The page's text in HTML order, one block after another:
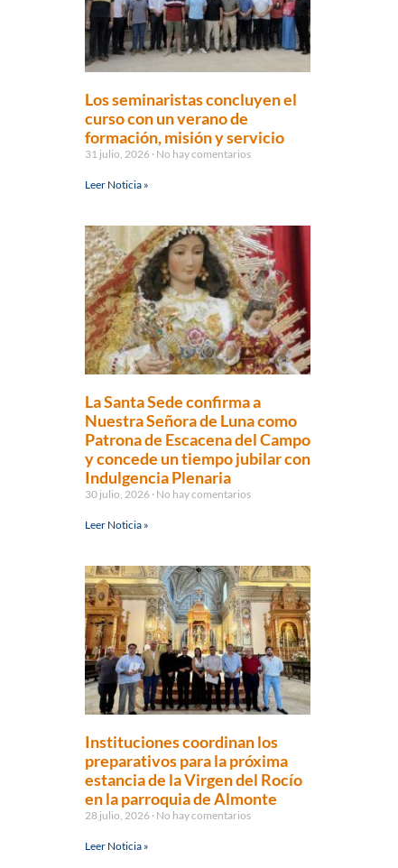
Los seminaristas concluyen el
curso con un verano de
formación, misión y servicio
31 julio, 2026 No hay comentarios
Leer Noticia »
La Santa Sede confirma a
Nuestra Señora de Luna como
Patrona de Escacena del Campo
y concede un tiempo jubilar con
Indulgencia Plenaria
30 julio, 2026 No hay comentarios
Leer Noticia »
Instituciones coordinan los
preparativos para la próxima
estancia de la Virgen del Rocío
en la parroquia de Almonte
28 julio, 2026 No hay comentarios
Leer Noticia »